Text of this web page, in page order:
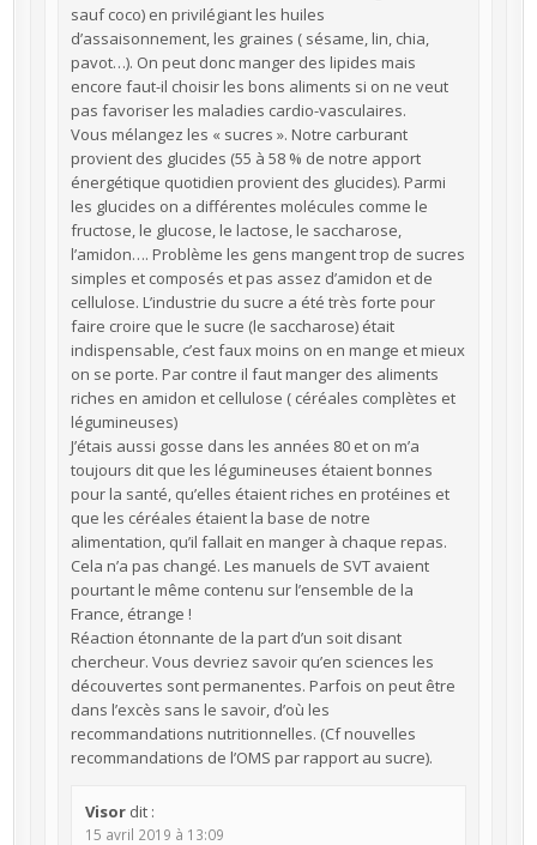
sauf coco) en privilégiant les huiles
d’assaisonnement, les graines ( sésame, lin, chia,
pavot…). On peut donc manger des lipides mais
encore faut-il choisir les bons aliments si on ne veut
pas favoriser les maladies cardio-vasculaires.
Vous mélangez les « sucres ». Notre carburant
provient des glucides (55 à 58 % de notre apport
énergétique quotidien provient des glucides). Parmi
les glucides on a différentes molécules comme le
fructose, le glucose, le lactose, le saccharose,
l’amidon…. Problème les gens mangent trop de sucres
simples et composés et pas assez d’amidon et de
cellulose. L’industrie du sucre a été très forte pour
faire croire que le sucre (le saccharose) était
indispensable, c’est faux moins on en mange et mieux
on se porte. Par contre il faut manger des aliments
riches en amidon et cellulose ( céréales complètes et
légumineuses)
J’étais aussi gosse dans les années 80 et on m’a
toujours dit que les légumineuses étaient bonnes
pour la santé, qu’elles étaient riches en protéines et
que les céréales étaient la base de notre
alimentation, qu’il fallait en manger à chaque repas.
Cela n’a pas changé. Les manuels de SVT avaient
pourtant le même contenu sur l’ensemble de la
France, étrange !
Réaction étonnante de la part d’un soit disant
chercheur. Vous devriez savoir qu’en sciences les
découvertes sont permanentes. Parfois on peut être
dans l’excès sans le savoir, d’où les
recommandations nutritionnelles. (Cf nouvelles
recommandations de l’OMS par rapport au sucre).
Visor dit :
15 avril 2019 à 13:09